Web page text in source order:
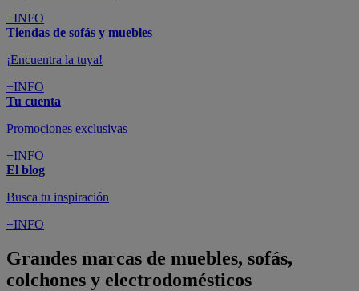
+INFO
Tiendas de sofás y muebles
¡Encuentra la tuya!
+INFO
Tu cuenta
Promociones exclusivas
+INFO
El blog
Busca tu inspiración
+INFO
Grandes marcas de muebles, sofás,
colchones y electrodomésticos